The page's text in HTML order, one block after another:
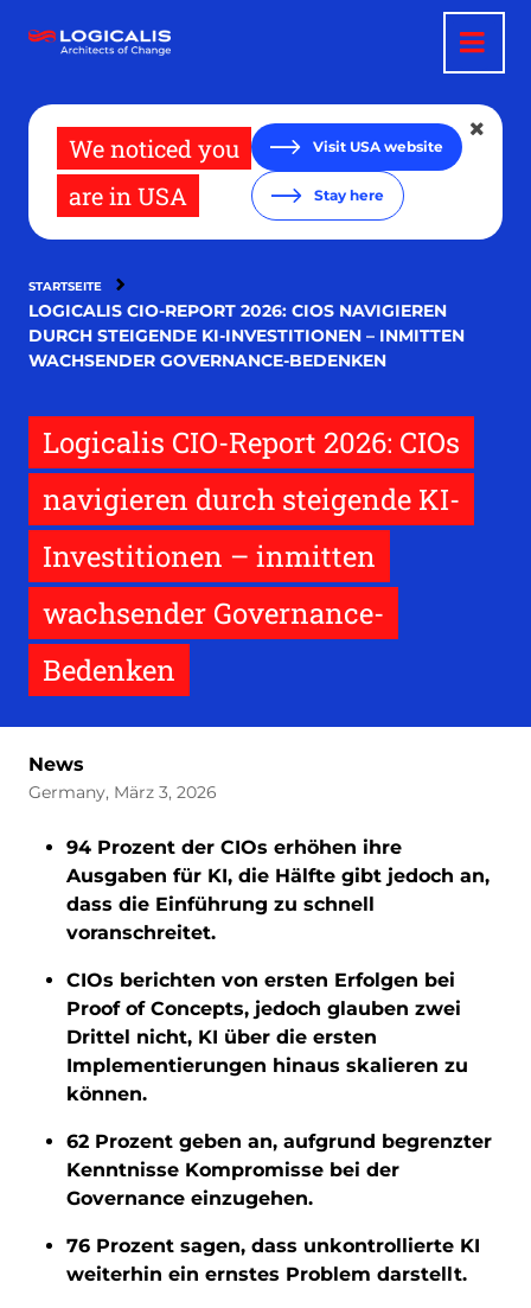
zum
Inhalt
We noticed you
are in USA
Visit USA website
Stay here
STARTSEITE
LOGICALIS CIO-REPORT 2026: CIOS NAVIGIEREN
DURCH STEIGENDE KI-INVESTITIONEN – INMITTEN
WACHSENDER GOVERNANCE-BEDENKEN
Logicalis CIO-Report 2026: CIOs
navigieren durch steigende KI-
Investitionen – inmitten
wachsender Governance-
Bedenken
News
Germany, März 3, 2026
94 Prozent der CIOs erhöhen ihre
Ausgaben für KI, die Hälfte gibt jedoch an,
dass die Einführung zu schnell
voranschreitet.
CIOs berichten von ersten Erfolgen bei
Proof of Concepts, jedoch glauben zwei
Drittel nicht, KI über die ersten
Implementierungen hinaus skalieren zu
können.
62 Prozent geben an, aufgrund begrenzter
Kenntnisse Kompromisse bei der
Governance einzugehen.
76 Prozent sagen, dass unkontrollierte KI
weiterhin ein ernstes Problem darstellt.